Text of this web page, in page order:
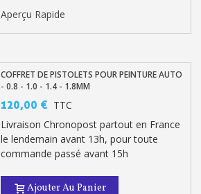
Aperçu Rapide
COFFRET DE PISTOLETS POUR PEINTURE AUTO
- 0.8 - 1.0 - 1.4 - 1.8MM
120,00 € TTC
Livraison Chronopost partout en France
le lendemain avant 13h, pour toute
commande passé avant 15h
Ajouter Au Panier